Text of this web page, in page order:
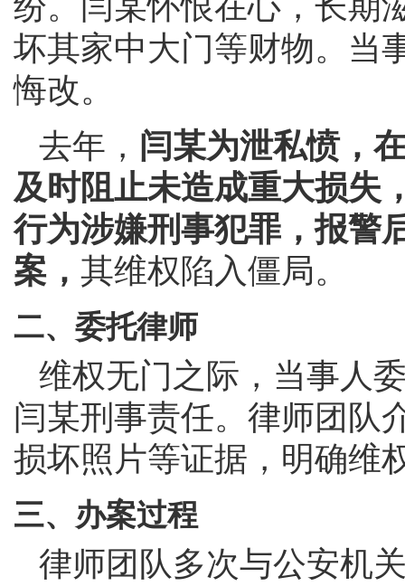
坏其家中大门等财物。当
悔改。
去年， 闫某为泄私愤，
及时阻止未造成重大损失
行为涉嫌刑事犯罪，报警
案， 其维权陷入僵局。
二、委托律师
维权无门之际，当事人
闫某刑事责任。律师团队
损坏照片等证据，明确维
三、办案过程
律师团队多次与公安机